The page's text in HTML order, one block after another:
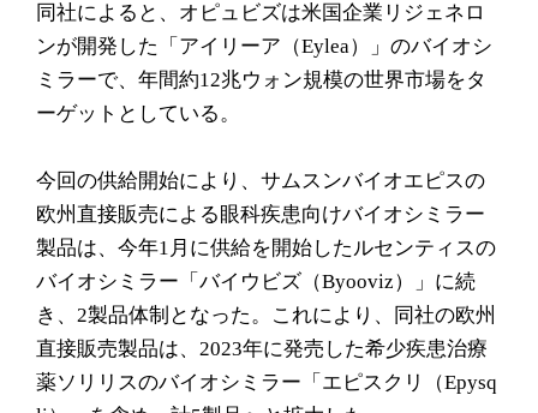
同社によると、オピュビズは米国企業リジェネロ
ンが開発した「アイリーア（Eylea）」のバイオシ
ミラーで、年間約12兆ウォン規模の世界市場をタ
ーゲットとしている。
今回の供給開始により、サムスンバイオエピスの
欧州直接販売による眼科疾患向けバイオシミラー
製品は、今年1月に供給を開始したルセンティスの
バイオシミラー「バイウビズ（Byooviz）」に続
き、2製品体制となった。これにより、同社の欧州
直接販売製品は、2023年に発売した希少疾患治療
薬ソリリスのバイオシミラー「エピスクリ（Epysq